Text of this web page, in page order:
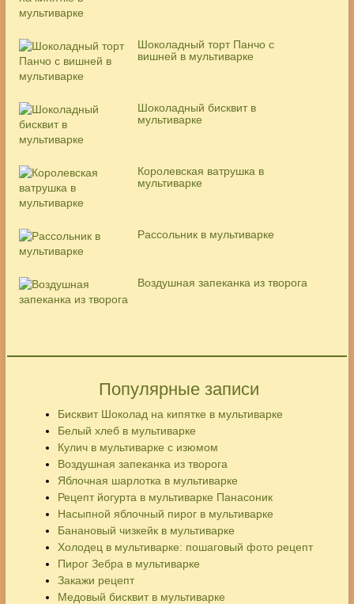
Шоколадный торт Панчо с
вишней в мультиварке
Шоколадный бисквит в
мультиварке
Королевская ватрушка в
мультиварке
Рассольник в мультиварке
Воздушная запеканка из творога
Популярные записи
Бисквит Шоколад на кипятке в мультиварке
Белый хлеб в мультиварке
Кулич в мультиварке с изюмом
Воздушная запеканка из творога
Яблочная шарлотка в мультиварке
Рецепт йогурта в мультиварке Панасоник
Насыпной яблочный пирог в мультиварке
Банановый чизкейк в мультиварке
Холодец в мультиварке: пошаговый фото рецепт
Пирог Зебра в мультиварке
Закажи рецепт
Медовый бисквит в мультиварке